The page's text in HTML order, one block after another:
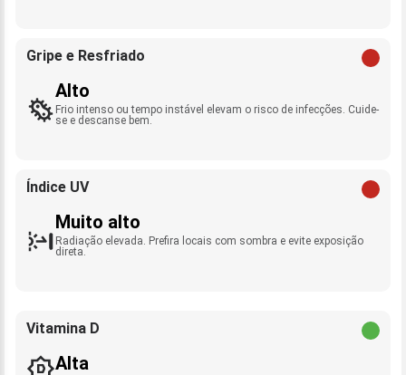
Gripe e Resfriado
Alto
Frio intenso ou tempo instável elevam o risco de infecções. Cuide-
se e descanse bem.
Índice UV
Muito alto
Radiação elevada. Prefira locais com sombra e evite exposição
direta.
Vitamina D
Alta